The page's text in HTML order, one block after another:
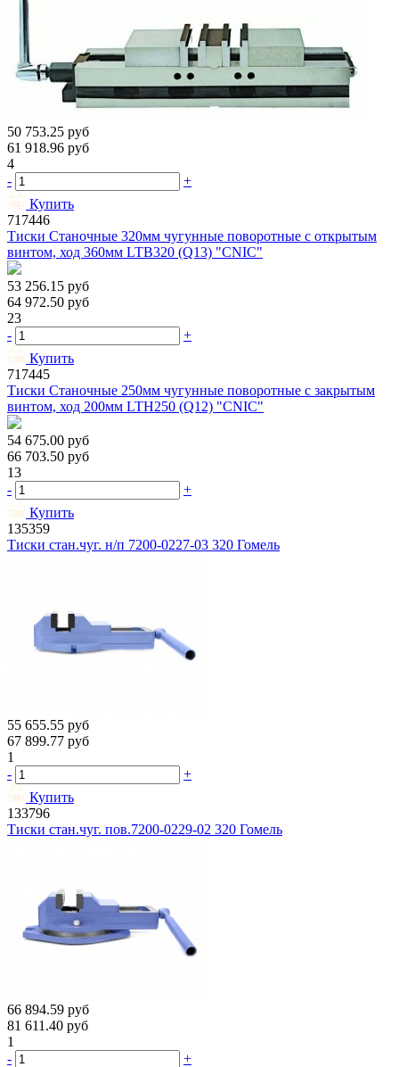
50 753.25 руб
61 918.96 руб
4
-
+
Купить
717446
Тиски Станочные 320мм чугунные поворотные с открытым
винтом, ход 360мм LTB320 (Q13) "CNIC"
53 256.15 руб
64 972.50 руб
23
-
+
Купить
717445
Тиски Станочные 250мм чугунные поворотные с закрытым
винтом, ход 200мм LTH250 (Q12) "CNIC"
54 675.00 руб
66 703.50 руб
13
-
+
Купить
135359
Тиски стан.чуг. н/п 7200-0227-03 320 Гомель
55 655.55 руб
67 899.77 руб
1
-
+
Купить
133796
Тиски стан.чуг. пов.7200-0229-02 320 Гомель
66 894.59 руб
81 611.40 руб
1
-
+